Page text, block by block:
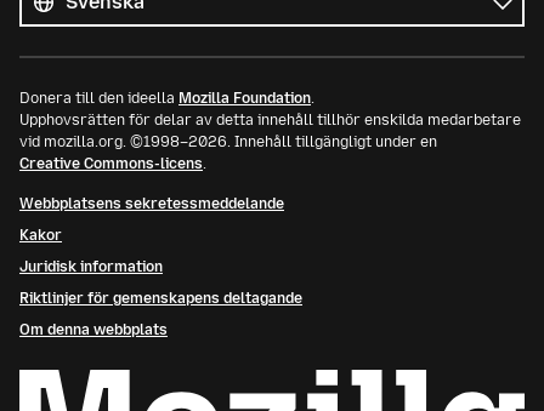
Donera till den ideella Mozilla Foundation.
Upphovsrätten för delar av detta innehåll tillhör enskilda medarbetare
vid mozilla.org. ©1998–2026. Innehåll tillgängligt under en
Creative Commons-licens.
Webbplatsens sekretessmeddelande
Kakor
Juridisk information
Riktlinjer för gemenskapens deltagande
Om denna webbplats